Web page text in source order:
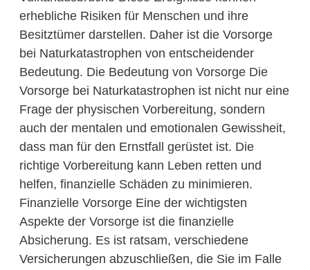
erhebliche Risiken für Menschen und ihre
Besitztümer darstellen. Daher ist die Vorsorge
bei Naturkatastrophen von entscheidender
Bedeutung. Die Bedeutung von Vorsorge Die
Vorsorge bei Naturkatastrophen ist nicht nur eine
Frage der physischen Vorbereitung, sondern
auch der mentalen und emotionalen Gewissheit,
dass man für den Ernstfall gerüstet ist. Die
richtige Vorbereitung kann Leben retten und
helfen, finanzielle Schäden zu minimieren.
Finanzielle Vorsorge Eine der wichtigsten
Aspekte der Vorsorge ist die finanzielle
Absicherung. Es ist ratsam, verschiedene
Versicherungen abzuschließen, die Sie im Falle